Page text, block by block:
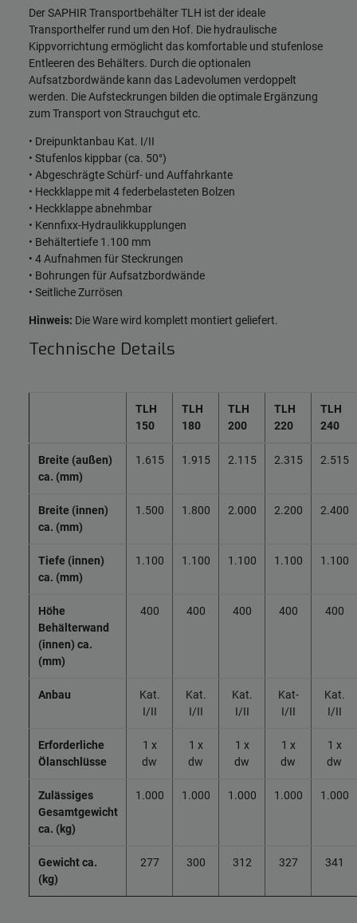
Der SAPHIR Transportbehälter TLH ist der ideale
Transporthelfer rund um den Hof. Die hydraulische
Kippvorrichtung ermöglicht das komfortable und stufenlose
Entleeren des Behälters. Durch die optionalen
Aufsatzbordwände kann das Ladevolumen verdoppelt
werden. Die Aufsteckrungen bilden die optimale Ergänzung
zum Transport von Strauchgut etc.
• Dreipunktanbau Kat. I/II
• Stufenlos kippbar (ca. 50°)
• Abgeschrägte Schürf- und Auffahrkante
• Heckklappe mit 4 federbelasteten Bolzen
• Heckklappe abnehmbar
• Kennfixx-Hydraulikkupplungen
• Behältertiefe 1.100 mm
• 4 Aufnahmen für Steckrungen
• Bohrungen für Aufsatzbordwände
• Seitliche Zurrösen
Hinweis: Die Ware wird komplett montiert geliefert.
Technische Details
TLH
150
TLH
180
TLH
200
TLH
220
TLH
240
Breite (außen)
ca. (mm)
1.615 1.915 2.115 2.315 2.515
Breite (innen)
ca. (mm)
1.500 1.800 2.000 2.200 2.400
Tiefe (innen)
ca. (mm)
1.100 1.100 1.100 1.100 1.100
Höhe
Behälterwand
(innen) ca.
(mm)
400 400 400 400 400
Anbau
Kat.
I/II
Kat.
I/II
Kat.
I/II
Kat-
I/II
Kat.
I/II
Erforderliche
Ölanschlüsse
1 x
dw
1 x
dw
1 x
dw
1 x
dw
1 x
dw
Zulässiges
Gesamtgewicht
ca. (kg)
1.000 1.000 1.000 1.000 1.000
Gewicht ca.
(kg)
277 300 312 327 341